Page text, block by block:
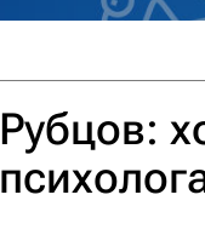
Рубцов: